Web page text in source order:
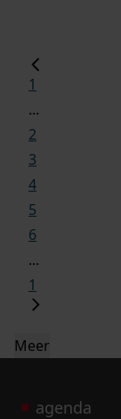
1
...
2
3
4
5
6
...
1
Meer
agenda